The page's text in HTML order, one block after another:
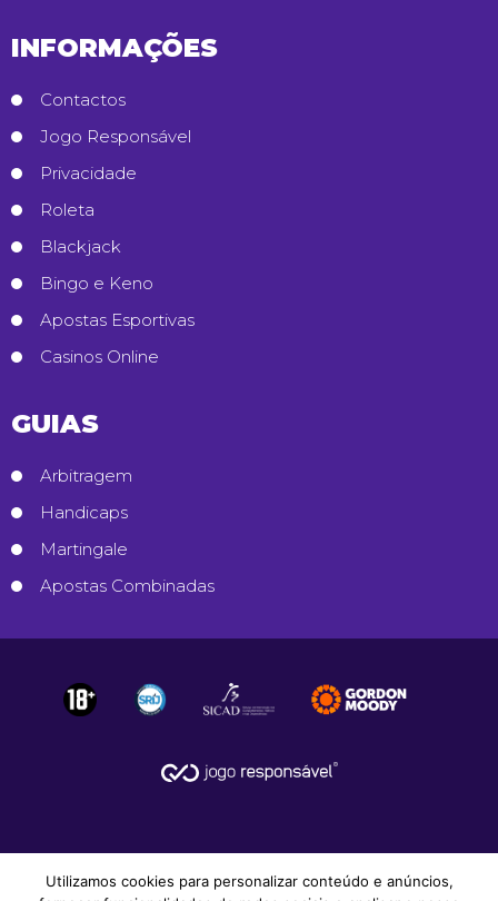
INFORMAÇÕES
Contactos
Jogo Responsável
Privacidade
Roleta
Blackjack
Bingo e Keno
Apostas Esportivas
Casinos Online
GUIAS
Arbitragem
Handicaps
Martingale
Apostas Combinadas
Utilizamos cookies para personalizar conteúdo e anúncios,